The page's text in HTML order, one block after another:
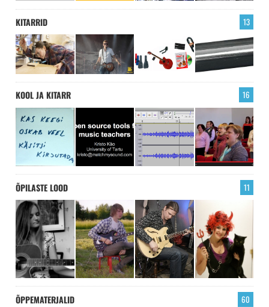
KITARRID 13
KOOL JA KITARR 16
ÕPILASTE LOOD 11
ÕPPEMATERJALID 60